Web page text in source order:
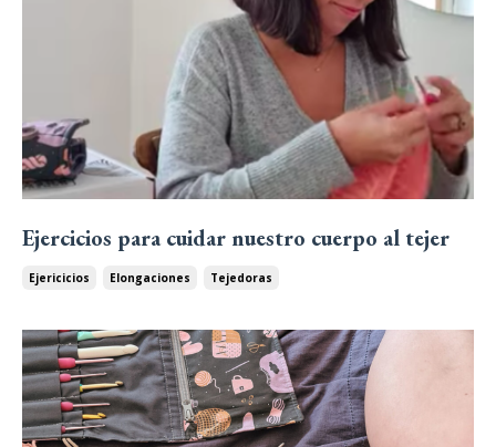
Ejercicios para cuidar nuestro cuerpo al tejer
Ejericicios Elongaciones Tejedoras